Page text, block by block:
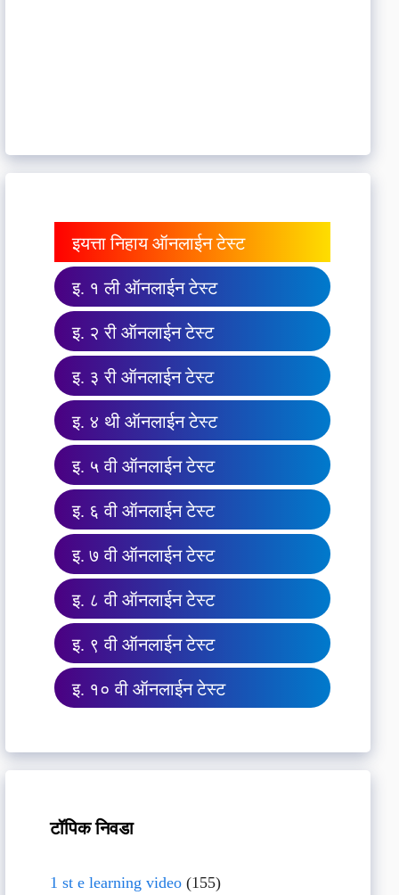
इयत्ता निहाय ऑनलाईन टेस्ट
इ. १ ली ऑनलाईन टेस्ट
इ. २ री ऑनलाईन टेस्ट
इ. ३ री ऑनलाईन टेस्ट
इ. ४ थी ऑनलाईन टेस्ट
इ. ५ वी ऑनलाईन टेस्ट
इ. ६ वी ऑनलाईन टेस्ट
इ. ७ वी ऑनलाईन टेस्ट
इ. ८ वी ऑनलाईन टेस्ट
इ. ९ वी ऑनलाईन टेस्ट
इ. १० वी ऑनलाईन टेस्ट
टॉपिक निवडा
1 st e learning video(155)